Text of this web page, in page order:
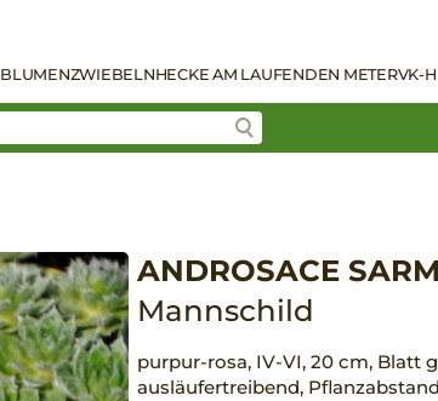
BLUMENZWIEBELNHECKE AM LAUFENDEN METERVK-
ANDROSACE
Mannschild
purpur-rosa, IV-VI, 20 cm, Blatt
ausläufertreibend,